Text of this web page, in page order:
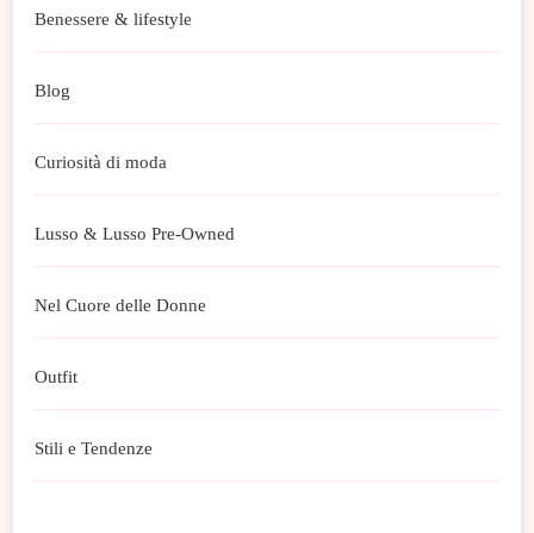
Benessere & lifestyle
Blog
Curiosità di moda
Lusso & Lusso Pre-Owned
Nel Cuore delle Donne
Outfit
Stili e Tendenze